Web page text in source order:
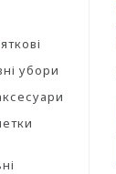
убори